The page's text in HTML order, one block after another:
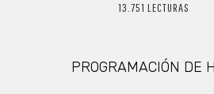
13.751 LECTURAS
PROGRAMACIÓN DE